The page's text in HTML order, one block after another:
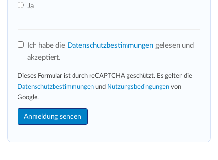
Ja
Ich habe die Datenschutzbestimmungen gelesen und
akzeptiert.
Dieses Formular ist durch reCAPTCHA geschützt. Es gelten die
Datenschutzbestimmungen und Nutzungsbedingungen von
Google.